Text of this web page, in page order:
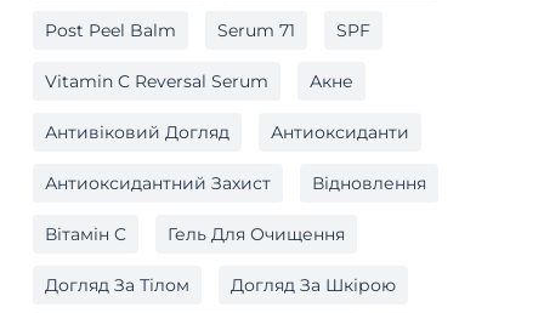
Post Peel Balm Serum 71 SPF
Vitamin C Reversal Serum Акне
Антивіковий Догляд Антиоксиданти
Антиоксидантний Захист Відновлення
Вітамін C Гель Для Очищення
Догляд За Тілом Догляд За Шкірою